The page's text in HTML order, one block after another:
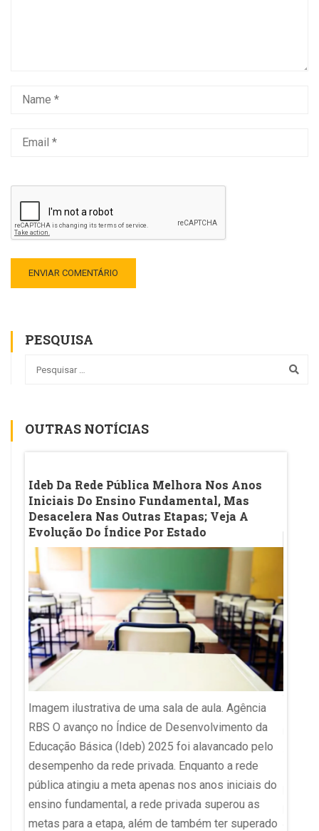
PESQUISA
OUTRAS NOTÍCIAS
Ideb Da Rede Pública Melhora Nos Anos
Iniciais Do Ensino Fundamental, Mas
Desacelera Nas Outras Etapas; Veja A
Evolução Do Índice Por Estado
Imagem ilustrativa de uma sala de aula. Agência
RBS O avanço no Índice de Desenvolvimento da
Educação Básica (Ideb) 2025 foi alavancado pelo
desempenho da rede privada. Enquanto a rede
pública atingiu a meta apenas nos anos iniciais do
ensino fundamental, a rede privada superou as
metas para a etapa, além de também ter superado